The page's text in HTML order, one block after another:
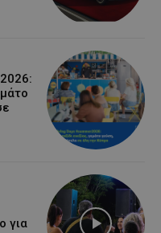
για